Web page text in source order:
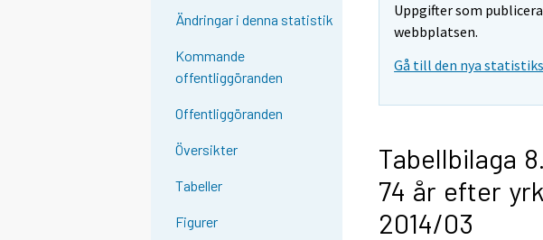
Ändringar i denna statistik
Kommande
offentliggöranden
Offentliggöranden
Översikter
Tabeller
Figurer
Uppgifter som
webbplatsen.
Gå till den nya
Tabellbilaga
74 år efter
2014/03